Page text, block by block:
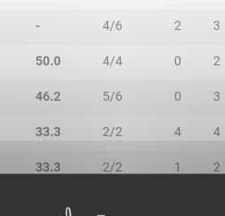
- 4/6 2 3
50.0 4/4 0 2
46.2 5/6 0 3
33.3 2/2 4 4
33.3 2/2 1 2